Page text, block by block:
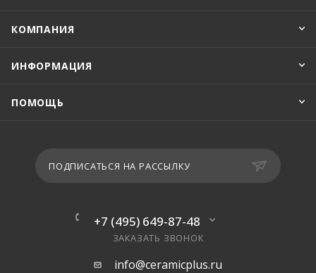
КОМПАНИЯ
ИНФОРМАЦИЯ
ПОМОЩЬ
ПОДПИСАТЬСЯ НА РАССЫЛКУ
+7 (495) 649-87-48
ЗАКАЗАТЬ ЗВОНОК
info@ceramicplus.ru